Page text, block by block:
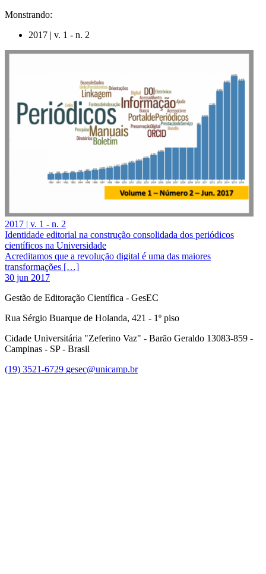
Monstrando:
2017 | v. 1 - n. 2
2017 | v. 1 - n. 2
Identidade editorial na construção consolidada dos periódicos
científicos na Universidade
Acreditamos que a revolução digital é uma das maiores
transformações […]
30 jun 2017
Gestão de Editoração Científica - GesEC
Rua Sérgio Buarque de Holanda, 421 - 1º piso
Cidade Universitária "Zeferino Vaz" - Barão Geraldo 13083-859 -
Campinas - SP - Brasil
(19) 3521-6729 gesec@unicamp.br